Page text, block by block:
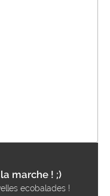
marche ! ;)
ecobalades !